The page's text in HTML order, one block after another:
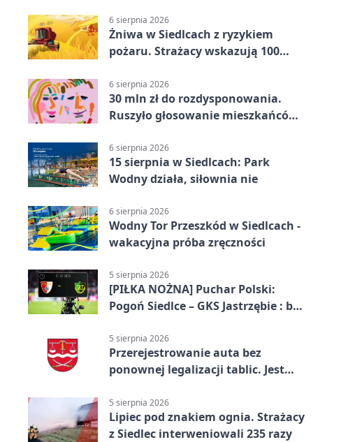
6 sierpnia 2026
Żniwa w Siedlcach z ryzykiem
pożaru. Strażacy wskazują 100
6 sierpnia 2026
30 mln zł do rozdysponowania.
Ruszyło głosowanie mieszkańców
6 sierpnia 2026
15 sierpnia w Siedlcach: Park
Wodny działa, siłownia nie
6 sierpnia 2026
Wodny Tor Przeszkód w Siedlcach -
wakacyjna próba zręczności
5 sierpnia 2026
[PIŁKA NOŻNA] Puchar Polski:
Pogoń Siedlce – GKS Jastrzębie : bez
5 sierpnia 2026
Przerejestrowanie auta bez
ponownej legalizacji tablic. Jest
5 sierpnia 2026
Lipiec pod znakiem ognia. Strażacy
z Siedlec interweniowali 235 razy